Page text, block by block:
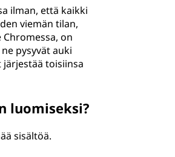
ilman, että kaikki
viemän tilan,
on
pysyvät auki
toisiinsa
luomiseksi?
sisältöä.